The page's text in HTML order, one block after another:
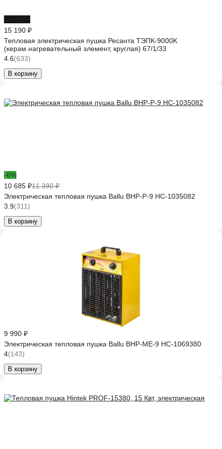
15 190 ₽
Тепловая электрическая пушка Ресанта ТЭПК-9000K
(керам.нагревательный элемент, круглая) 67/1/33
4.6(633)
В корзину
-6%
10 685 ₽11 390 ₽
Электрическая тепловая пушка Ballu BHP-P-9 НС-1035082
3.9(311)
В корзину
9 990 ₽
Электрическая тепловая пушка Ballu BHP-ME-9 НС-1069380
4(143)
В корзину